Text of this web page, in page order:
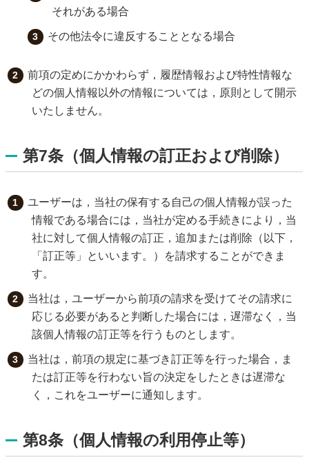
それがある場合
その他法令に違反することとなる場合
前項の定めにかかわらず，履歴情報および特性情報な
どの個人情報以外の情報については，原則として開示
いたしません。
第7条（個人情報の訂正および削除）
ユーザーは，当社の保有する自己の個人情報が誤った
情報である場合には，当社が定める手続きにより，当
社に対して個人情報の訂正，追加または削除（以下，
「訂正等」といいます。）を請求することができま
す。
当社は，ユーザーから前項の請求を受けてその請求に
応じる必要があると判断した場合には，遅滞なく，当
該個人情報の訂正等を行うものとします。
当社は，前項の規定に基づき訂正等を行った場合，ま
たは訂正等を行わない旨の決定をしたときは遅滞な
く，これをユーザーに通知します。
第8条（個人情報の利用停止等）